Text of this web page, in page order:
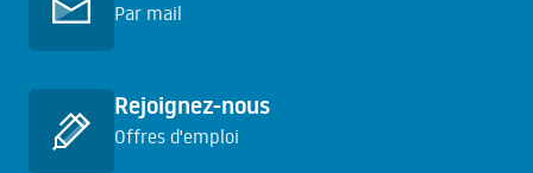
Par mail
Rejoignez-nous
Offres d'emploi